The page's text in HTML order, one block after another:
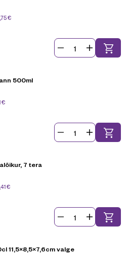
€
500ml
€
7 tera
€
11,5×8,5×7,6cm valge